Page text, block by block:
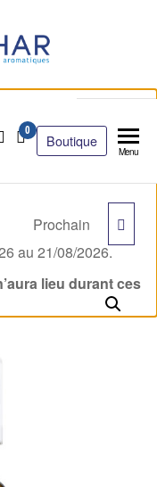
Boutique
0
Menu
ROMAINE
Prochain
au 21/08/2026.
lieu durant ces